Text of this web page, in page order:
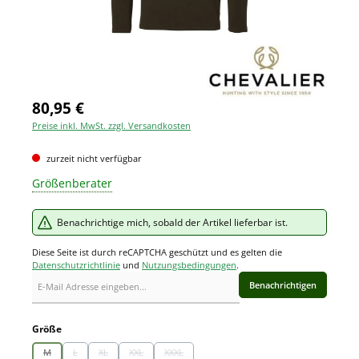
80,95 €
Preise inkl. MwSt. zzgl. Versandkosten
zurzeit nicht verfügbar
Größenberater
Benachrichtige mich, sobald der Artikel lieferbar ist.
Diese Seite ist durch reCAPTCHA geschützt und es gelten die
Datenschutzrichtlinie und Nutzungsbedingungen.
Benachrichtigen
Größeauswählen
M L XL XXL XXXL